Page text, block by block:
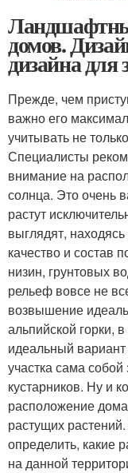
домов.
дизайна для
Прежде, чем
важно его
учитывать не
Специалисты
внимание на
солнца. Это очень
растут
выглядят,
качество и состав
низин, грунтовых
рельеф вовсе не
возвышение
альпийской горки,
идеальный
участка сама
кустарников. Ну и
расположение
растущих
определить, какие
на данной